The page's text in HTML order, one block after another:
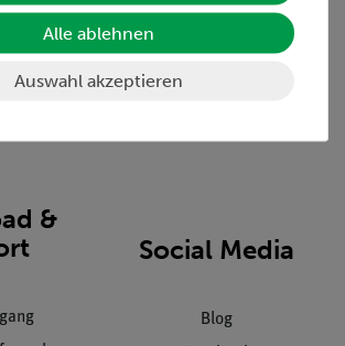
Inbetriebnahme & Schulungen
Kundendienst
&
Social Media
Blog
Alle ablehnen
Auswahl akzeptieren